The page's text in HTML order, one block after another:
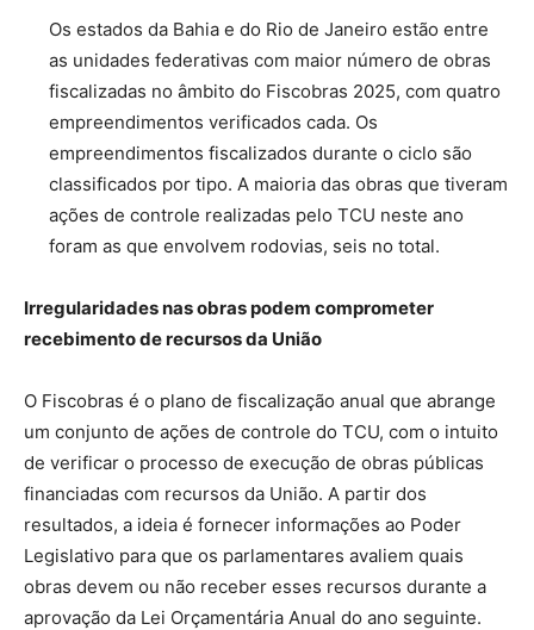
Os estados da Bahia e do Rio de Janeiro estão entre
as unidades federativas com maior número de obras
fiscalizadas no âmbito do Fiscobras 2025, com quatro
empreendimentos verificados cada. Os
empreendimentos fiscalizados durante o ciclo são
classificados por tipo. A maioria das obras que tiveram
ações de controle realizadas pelo TCU neste ano
foram as que envolvem rodovias, seis no total.
Irregularidades nas obras podem comprometer
recebimento de recursos da União
O Fiscobras é o plano de fiscalização anual que abrange
um conjunto de ações de controle do TCU, com o intuito
de verificar o processo de execução de obras públicas
financiadas com recursos da União. A partir dos
resultados, a ideia é fornecer informações ao Poder
Legislativo para que os parlamentares avaliem quais
obras devem ou não receber esses recursos durante a
aprovação da Lei Orçamentária Anual do ano seguinte.